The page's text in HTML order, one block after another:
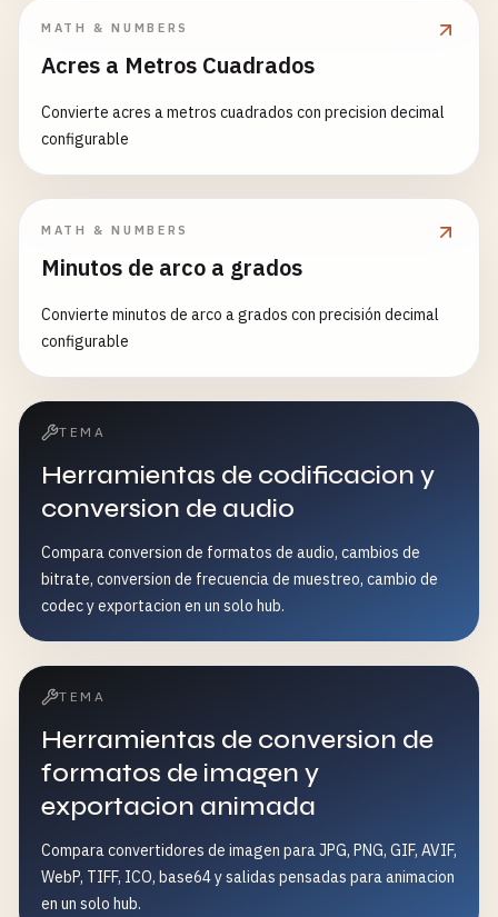
MATH & NUMBERS
Acres a Metros Cuadrados
Convierte acres a metros cuadrados con precision decimal
configurable
MATH & NUMBERS
Minutos de arco a grados
Convierte minutos de arco a grados con precisión decimal
configurable
TEMA
Herramientas de codificacion y
conversion de audio
Compara conversion de formatos de audio, cambios de
bitrate, conversion de frecuencia de muestreo, cambio de
codec y exportacion en un solo hub.
TEMA
Herramientas de conversion de
formatos de imagen y
exportacion animada
Compara convertidores de imagen para JPG, PNG, GIF, AVIF,
WebP, TIFF, ICO, base64 y salidas pensadas para animacion
en un solo hub.